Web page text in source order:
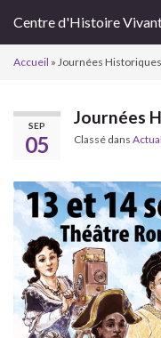
Centre d'Histoire
Accueil » Journées
SEP
05
Journées
Classé dans